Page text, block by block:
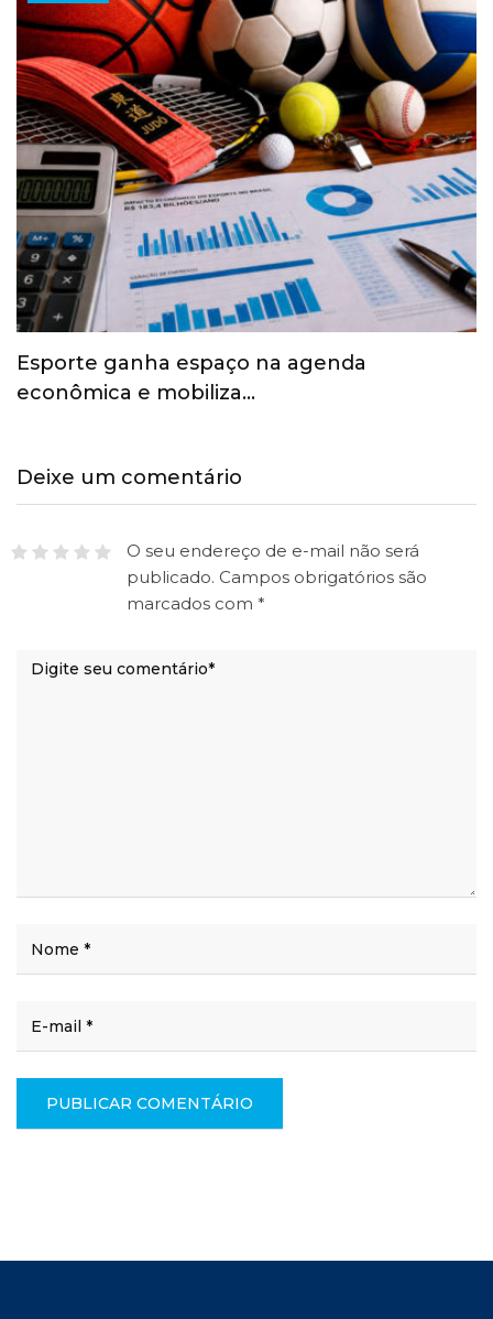
Esporte ganha espaço na agenda
econômica e mobiliza…
Deixe um comentário
O seu endereço de e-mail não será
publicado. Campos obrigatórios são
marcados com *